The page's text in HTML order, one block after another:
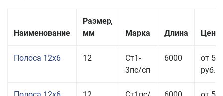
Наименование
Размер,
мм
Марка Длина Цена
Полоса 12x6 12
Ст1-
3пс/сп
6000
от 53
руб.